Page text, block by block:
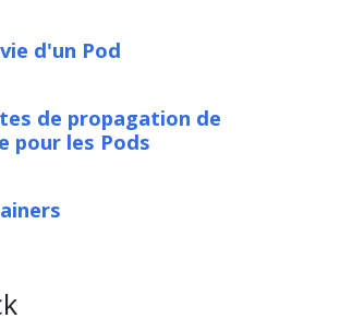
d'un Pod
de propagation de
pour les Pods